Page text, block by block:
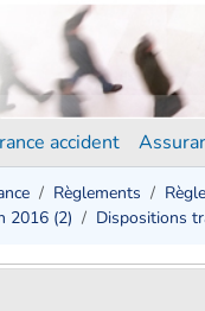
accident
Règlements
2016 (2)
Dispositions